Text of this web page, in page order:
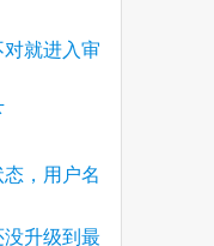
就进入审
，用户名
没升级到最